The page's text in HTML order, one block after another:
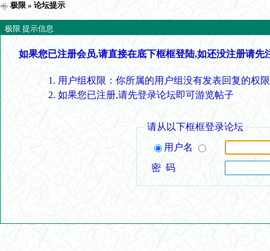
极限 » 论坛提示
极限 提示信息
如果您已注册会员,请直接在底下框框登陆,如还没注册请先
用户组权限：你所属的用户组没有发表回复的权
如果您已注册,请先登录论坛即可游览帖子
请从以下框框登录论坛
用户名
密 码